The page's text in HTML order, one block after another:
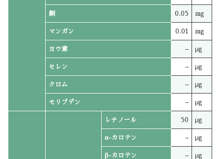
銅 0.05 mg
マンガン 0.01 mg
ヨウ素 – μg
セレン – μg
クロム – μg
モリブデン – μg
レチノール 50 μg
α-カロテン – μg
β-カロテン – μg